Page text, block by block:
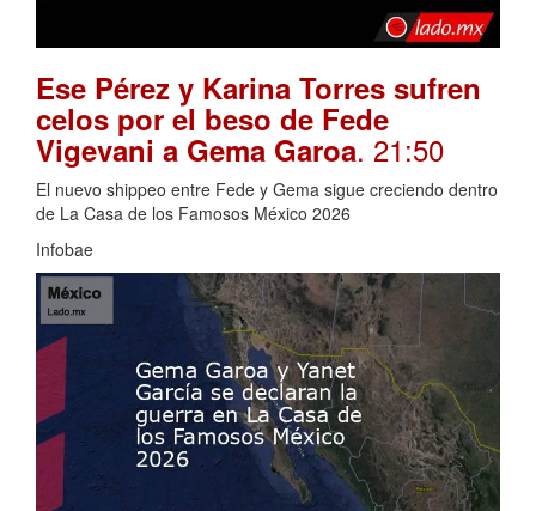
Ese Pérez y Karina Torres sufren
celos por el beso de Fede
Vigevani a Gema Garoa. 21:50
El nuevo shippeo entre Fede y Gema sigue creciendo dentro
de La Casa de los Famosos México 2026
Infobae